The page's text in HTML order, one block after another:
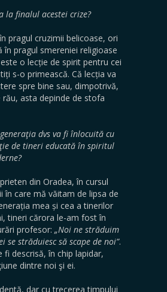
la finalul acestei crize?
pragul cruzimii belicoase, ori
în pragul smereniei religioase
o lecție de spirit pentru cei
s-o primească. Că lecția va
spre bine sau, dimpotrivă,
rău, asta depinde de stofa
dvs va fi înlocuită cu
de tineri educată în spiritul
din Oradea, în cursul
în care mă văitam de lipsa de
mea și cea a tinerilor
tineri cărora le-am fost în
profesor: „Noi ne străduim
se străduiesc să scape de noi”.
fi descrisă, în chip lapidar,
dintre noi şi ei.
dar cu trecerea timpului